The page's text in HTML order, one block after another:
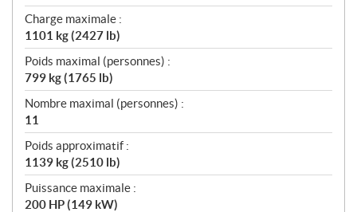
Charge maximale :
1101 kg (2427 lb)
Poids maximal (personnes) :
799 kg (1765 lb)
Nombre maximal (personnes) :
11
Poids approximatif :
1139 kg (2510 lb)
Puissance maximale :
200 HP (149 kW)